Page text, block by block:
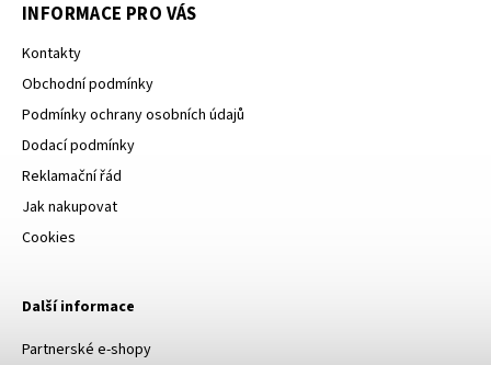
INFORMACE PRO VÁS
Kontakty
Obchodní podmínky
Podmínky ochrany osobních údajů
Dodací podmínky
Reklamační řád
Jak nakupovat
Cookies
Další informace
Partnerské e-shopy